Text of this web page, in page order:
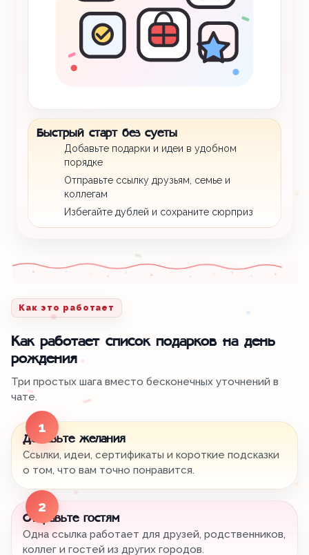
Быстрый старт без суеты
Добавьте подарки и идеи в удобном
порядке
Отправьте ссылку друзьям, семье и
коллегам
Избегайте дублей и сохраните сюрприз
Как это работает
Как работает список подарков на день
рождения
Три простых шага вместо бесконечных уточнений в
чате.
1
Добавьте желания
Ссылки, идеи, сертификаты и короткие подсказки
о том, что вам точно понравится.
2
Отправьте гостям
Одна ссылка работает для друзей, родственников,
коллег и гостей из других городов.